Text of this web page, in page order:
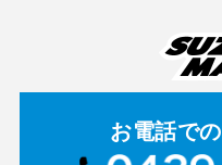
お電話での